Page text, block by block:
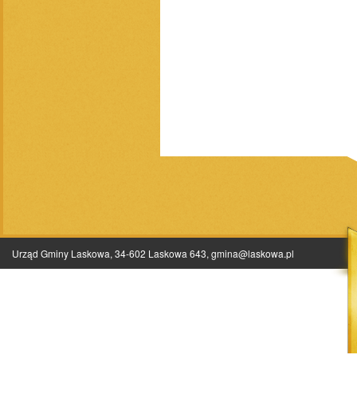
Urząd Gminy Laskowa, 34-602 Laskowa 643, gmina@laskowa.pl